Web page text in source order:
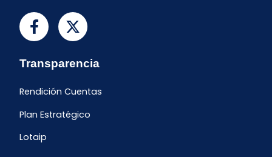
Transparencia
Rendición Cuentas
Plan Estratégico
Lotaip